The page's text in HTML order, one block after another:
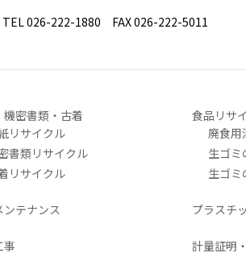
026-222-1880 FAX 026-222-5011
機密書類・古着
リサイクル
書類リサイクル
リサイクル
ンテナンス
事
食品リサ
廃食用
生ゴミ
生ゴミ
プラスチ
計量証明